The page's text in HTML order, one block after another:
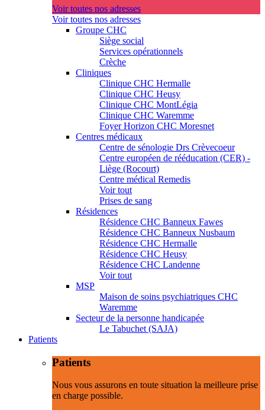
Voir toutes nos adresses
Voir toutes nos adresses
Groupe CHC
Siège social
Services opérationnels
Crèche
Cliniques
Clinique CHC Hermalle
Clinique CHC Heusy
Clinique CHC MontLégia
Clinique CHC Waremme
Foyer Horizon CHC Moresnet
Centres médicaux
Centre de sénologie Drs Crèvecoeur
Centre européen de rééducation (CER) -
Liège (Rocourt)
Centre médical Remedis
Voir tout
Prises de sang
Résidences
Résidence CHC Banneux Fawes
Résidence CHC Banneux Nusbaum
Résidence CHC Hermalle
Résidence CHC Heusy
Résidence CHC Landenne
Voir tout
MSP
Maison de soins psychiatriques CHC
Waremme
Secteur de la personne handicapée
Le Tabuchet (SAJA)
Patients
Patients
Nous vous assurons en toute situation la meilleure prise
en charge possible.